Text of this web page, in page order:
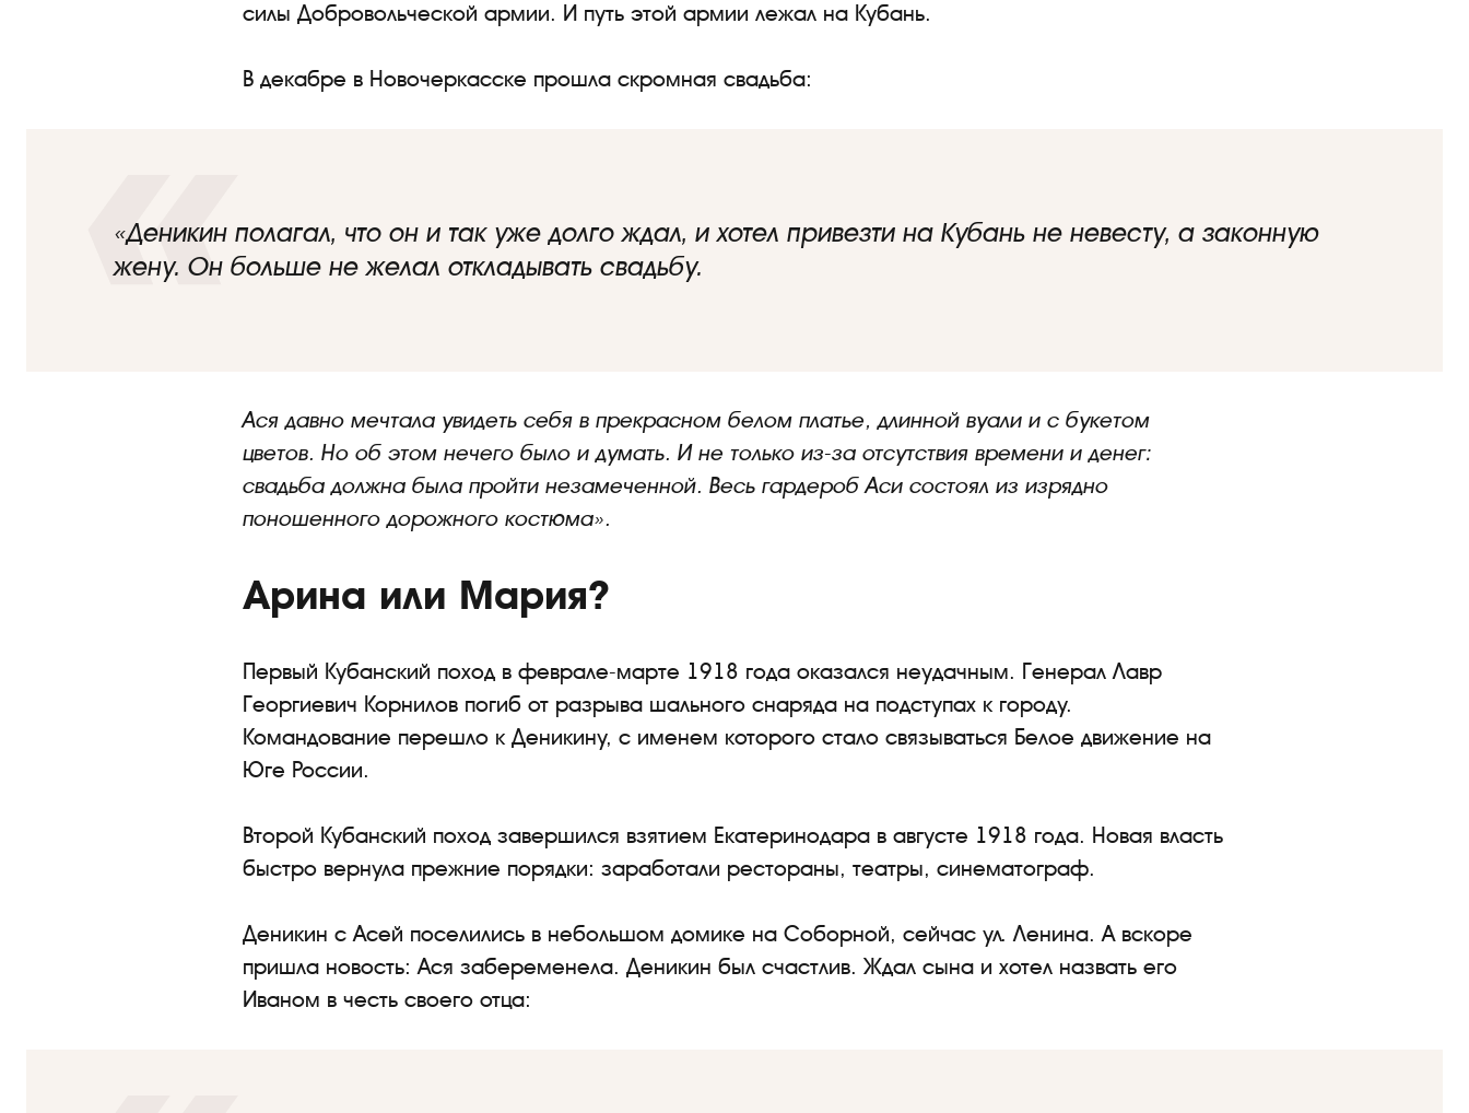
силы Добровольческой армии. И путь этой армии лежал на Кубань.
В декабре в Новочеркасске прошла скромная свадьба:
«Деникин полагал, что он и так уже долго ждал, и хотел привезти на Кубань не невесту, а законную
жену. Он больше не желал откладывать свадьбу.
Ася давно мечтала увидеть себя в прекрасном белом платье, длинной вуали и с букетом
цветов. Но об этом нечего было и думать. И не только из-за отсутствия времени и денег:
свадьба должна была пройти незамеченной. Весь гардероб Аси состоял из изрядно
поношенного дорожного костюма».
Арина или Мария?
Первый Кубанский поход в феврале-марте 1918 года оказался неудачным. Генерал Лавр
Георгиевич Корнилов погиб от разрыва шального снаряда на подступах к городу.
Командование перешло к Деникину, с именем которого стало связываться Белое движение на
Юге России.
Второй Кубанский поход завершился взятием Екатеринодара в августе 1918 года. Новая власть
быстро вернула прежние порядки: заработали рестораны, театры, синематограф.
Деникин с Асей поселились в небольшом домике на Соборной, сейчас ул. Ленина. А вскоре
пришла новость: Ася забеременела. Деникин был счастлив. Ждал сына и хотел назвать его
Иваном в честь своего отца: